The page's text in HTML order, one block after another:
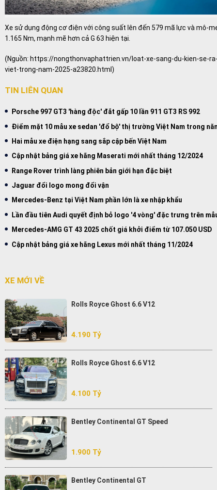
Xe sử dụng động cơ điện với công suất lên đến 579 mã lực và mô-
1.165 Nm, mạnh mẽ hơn cả G 63 hiện tại.
(Nguồn: https://nongthonvaphattrien.vn/loat-xe-sang-du-kien-se-
viet-trong-nam-2025-a23820.html )
TIN LIÊN QUAN
Porsche 997 GT3 'hàng độc' đắt gấp 10 lần 911 GT3 RS 992
Điểm mặt 10 mẫu xe sedan 'đổ bộ' thị trường Việt Nam trong
Hai mẫu xe điện hạng sang sắp cập bến Việt Nam
Cập nhật bảng giá xe hãng Maserati mới nhất tháng 12/2024
Range Rover trình làng phiên bản giới hạn đặc biệt
Jaguar đổi logo mong đổi vận
Mercedes-Benz tại Việt Nam phần lớn là xe nhập khẩu
Lần đầu tiên Audi quyết định bỏ logo '4 vòng' đặc trưng trên
Mercedes-AMG GT 43 2025 chốt giá khởi điểm từ 107.050 USD
Cập nhật bảng giá xe hãng Lexus mới nhất tháng 11/2024
XE MỚI VỀ
Rolls Royce Ghost 6.6 V12
4.190 Tỷ
Rolls Royce Ghost 6.6 V12
4.100 Tỷ
Bentley Continental GT Speed
1.900 Tỷ
Bentley Continental GT